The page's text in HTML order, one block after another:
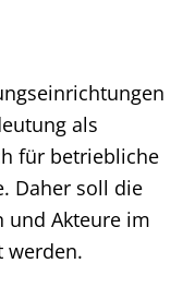
als
für betriebliche
Daher soll die
und Akteure im
werden.